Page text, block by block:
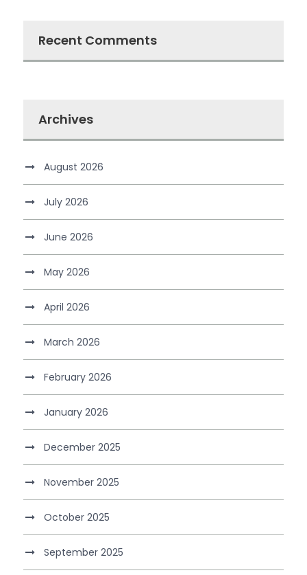
Recent Comments
Archives
August 2026
July 2026
June 2026
May 2026
April 2026
March 2026
February 2026
January 2026
December 2025
November 2025
October 2025
September 2025